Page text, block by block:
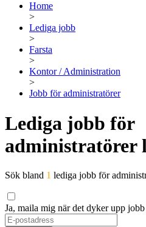
Home
>
Lediga jobb
>
Farsta
>
Kontor / Administration
>
Jobb för administratörer
Lediga jobb för
administratörer
Sök bland 1 lediga jobb för
Ja, maila mig när det dyker upp